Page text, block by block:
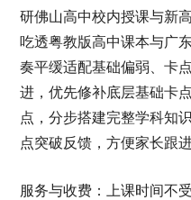
研佛山高中校内授课与新
吃透粤教版高中课本与广
奏平缓适配基础偏弱、卡
进，优先修补底层基础卡
点，分步搭建完整学科知
点突破反馈，方便家长跟
服务与收费：上课时间不